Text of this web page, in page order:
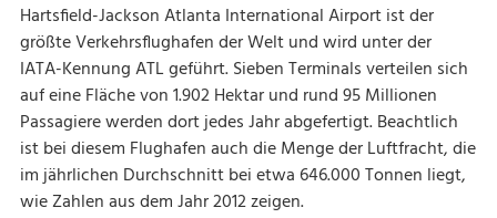
Hartsfield-Jackson Atlanta International Airport ist der
größte Verkehrsflughafen der Welt und wird unter der
IATA-Kennung ATL geführt. Sieben Terminals verteilen sich
auf eine Fläche von 1.902 Hektar und rund 95 Millionen
Passagiere werden dort jedes Jahr abgefertigt. Beachtlich
ist bei diesem Flughafen auch die Menge der Luftfracht, die
im jährlichen Durchschnitt bei etwa 646.000 Tonnen liegt,
wie Zahlen aus dem Jahr 2012 zeigen.